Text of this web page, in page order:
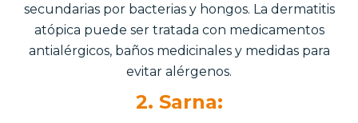
secundarias por bacterias y hongos. La dermatitis
atópica puede ser tratada con medicamentos
antialérgicos, baños medicinales y medidas para
evitar alérgenos.
2. Sarna: